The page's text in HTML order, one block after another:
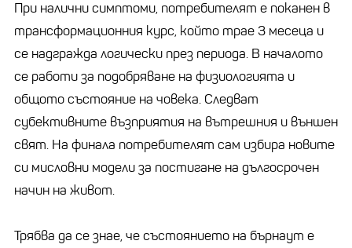
При налични симптоми, потребителят е поканен в
трансформационния курс, който трае 3 месеца и
се надгражда логически през периода. В началото
се работи за подобряване на физиологията и
общото състояние на човека. Следват
субективните възприятия на вътрешния и външен
свят. На финала потребителят сам избира новите
си мисловни модели за постигане на дългосрочен
начин на живот.
Трябва да се знае, че състоянието на бърнаут е